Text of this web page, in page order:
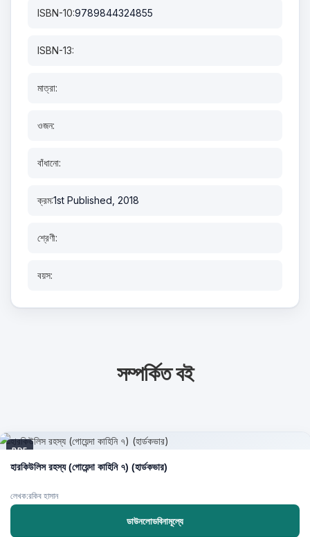
ISBN-10:9789844324855
ISBN-13:
মাত্রা:
ওজন:
বাঁধানো:
ক্রম:1st Published, 2018
শ্রেণী:
বয়স:
সম্পর্কিত বই
PDF
হারকিউলিস রহস্য (গোয়েন্দা কাহিনি ৭) (হার্ডকভার)
লেখক:রকিব হাসান
ডাউনলোডবিনামূল্যে